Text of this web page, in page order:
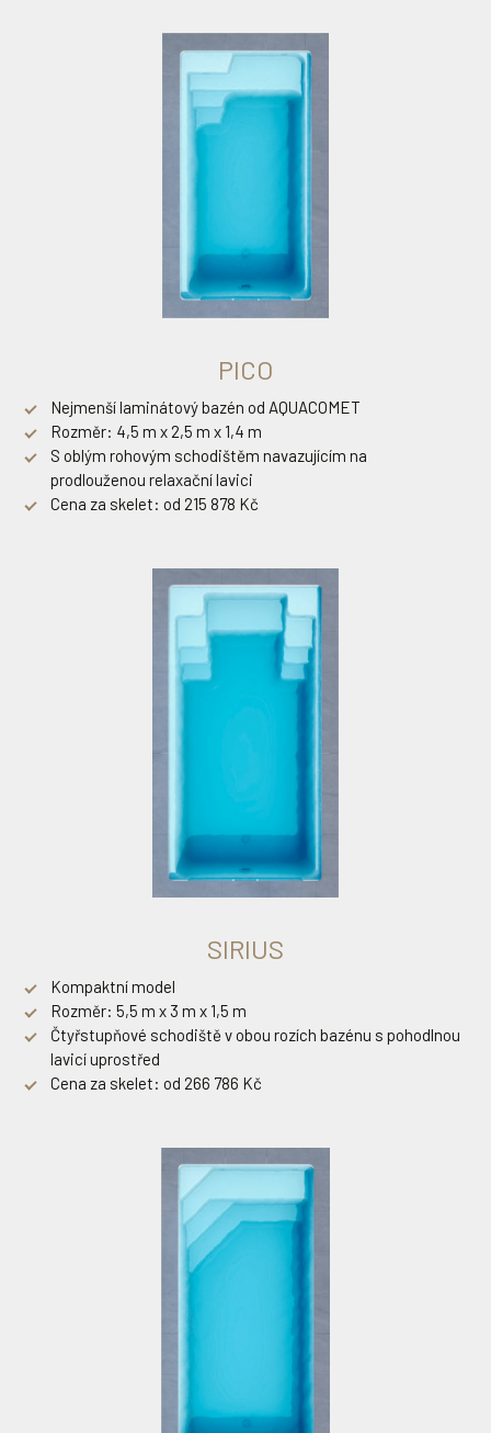
PICO
Nejmenší laminátový bazén od AQUACOMET
Rozměr: 4,5 m x 2,5 m x 1,4 m
S oblým rohovým schodištěm navazujícím na
prodlouženou relaxační lavici
Cena za skelet: od 215 878 Kč
SIRIUS
Kompaktní model
Rozměr: 5,5 m x 3 m x 1,5 m
Čtyřstupňové schodiště v obou rozích bazénu s pohodlnou
lavicí uprostřed
Cena za skelet: od 266 786 Kč